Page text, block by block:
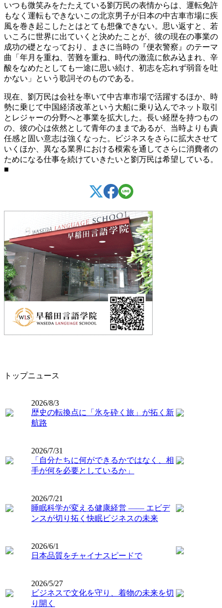
いつも微笑みをたたえている劉万民の表情からは、運転免許
もなく運転もできないこの北京男子が日本の中古車市場に疾
風を巻き起こしたとはとても想像できない。思い返すと、若
いころに世界に出ていくと決めたことが、彼の現在の事業の
成功の礎となっており、まさに当時の『便衣警察』のテーマ
曲「年月を重ね、苦難を重ね、時代の激流に飲み込まれ、辛
酸をなめたとしても一途に思い続け、初志を忘れず弱音を吐
かない」という歌詞そのものである。
現在、劉万民は会社を率いて中古車市場で活躍するほか、時
勢に乗じて中国経済改革という大船に乗り込んでネット取引
とレジャーの分野へと事業を拡大した。長い経歴を持つもの
の、彼の心は依然として青年のままであるが、当時よりも責
任感と固い意志は強くなった。ビジネスをさらに拡大させて
いくほか、異なる業界における模索を通してさらに消費者の
ためになる仕事を続けていきたいと劉万民は希望している。
■
トップニュース
2026/8/3
歴史の転換点に「氷を砕く旅」が拓く新
航路
2026/7/31
「自分たちに何ができるかではなく、相
手が何を必要としているか」
2026/7/21
睡眠科学が変える健康経営 ―― エビデ
ンスが切り拓く快眠ビジネスの未来
2026/6/1
日本品質をチャイナスピードで
2026/5/27
ビジネスで文化を守り、着物の未来を切
り開く